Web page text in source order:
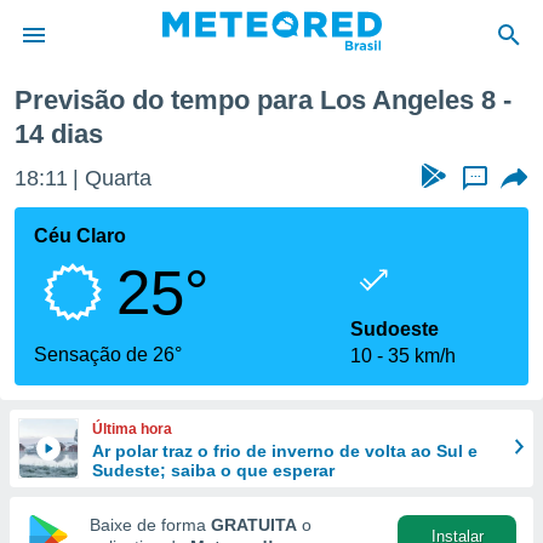
da
por
para
forma
Previsão do tempo para Los Angeles 8 -
14 dias
18:11 Quarta ...
Céu Claro
25°
Sensação de 26°
Sudoeste
10
35 km/h
Última hora
Ar polar traz o frio de inverno de volta ao Sul e
Sudeste; saiba o que esperar
Baixe de forma GRATUITA o
Instalar